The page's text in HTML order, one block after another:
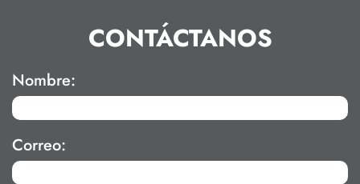
CONTÁCTANOS
Nombre:
Correo: